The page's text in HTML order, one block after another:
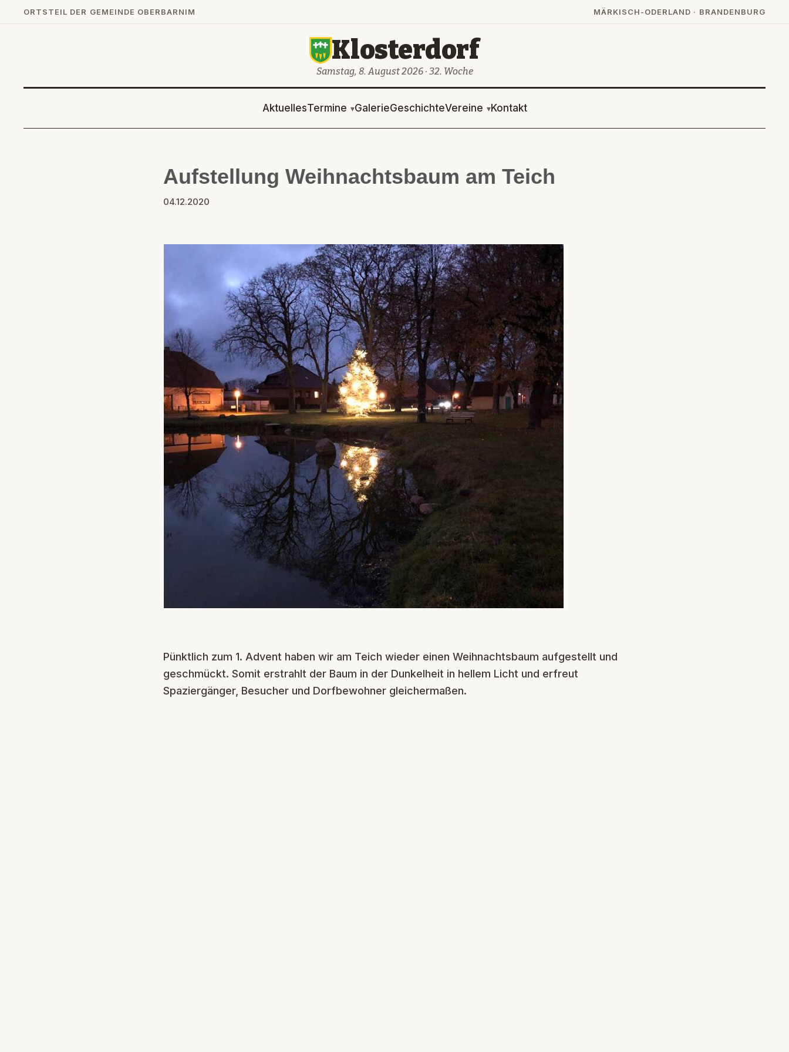
ORTSTEIL DER GEMEINDE OBERBARNIM MÄRKISCH-ODERLAND · BRANDENBURG
Klosterdorf
Samstag, 8. August 2026 · 32. Woche
AktuellesTermine GalerieGeschichteVereine Kontakt
Aufstellung Weihnachtsbaum am Teich
04.12.2020
Pünktlich zum 1. Advent haben wir am Teich wieder einen Weihnachtsbaum aufgestellt und
geschmückt. Somit erstrahlt der Baum in der Dunkelheit in hellem Licht und erfreut
Spaziergänger, Besucher und Dorfbewohner gleichermaßen.